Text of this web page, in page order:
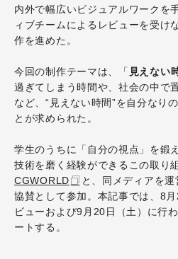
内外で幅広いビジュアルワークを
ィブチームによるレビューを受け
作を進めた。
今回の制作テーマは、「 見えない
過ぎてしまう時間や、社会の中で
など、“見えない時間”を自分なり
とが求められた。
学生のうちに「自分の視点」を鍛
技術を磨く経験ができるこの取り
CGWORLD
と、同メディアを運
協賛として参加。本記事では、8
ビューおよび9月20日（土）に行
ートする。